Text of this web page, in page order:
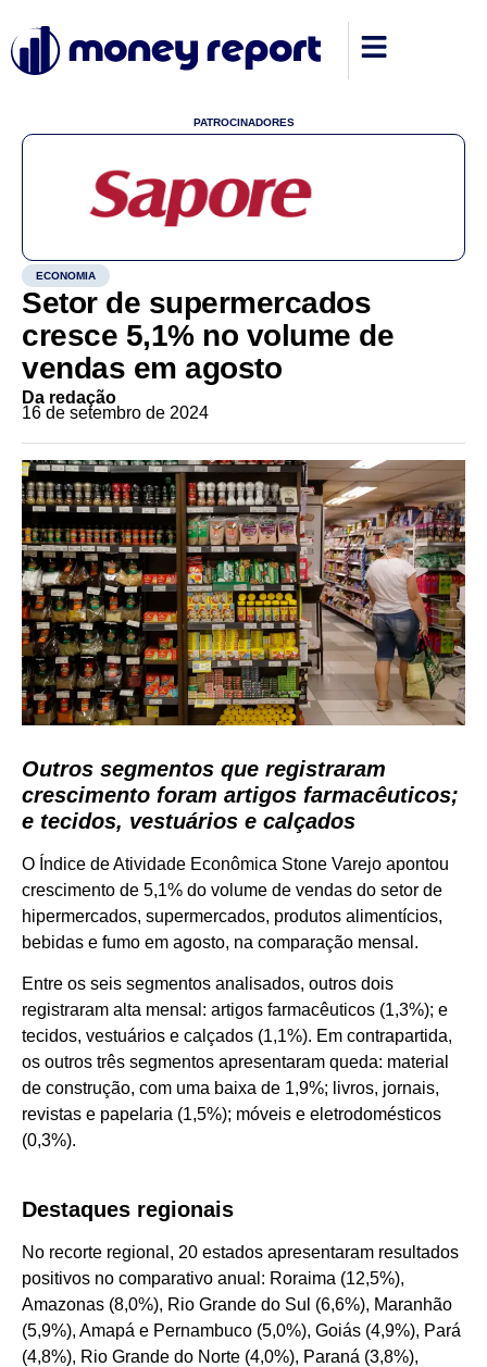
PATROCINADORES
ECONOMIA
Setor de supermercados
cresce 5,1% no volume de
vendas em agosto
Da redação
16 de setembro de 2024
Outros segmentos que registraram
crescimento foram artigos farmacêuticos;
e tecidos, vestuários e calçados
O Índice de Atividade Econômica Stone Varejo apontou
crescimento de 5,1% do volume de vendas do setor de
hipermercados, supermercados, produtos alimentícios,
bebidas e fumo em agosto, na comparação mensal.
Entre os seis segmentos analisados, outros dois
registraram alta mensal: artigos farmacêuticos (1,3%); e
tecidos, vestuários e calçados (1,1%). Em contrapartida,
os outros três segmentos apresentaram queda: material
de construção, com uma baixa de 1,9%; livros, jornais,
revistas e papelaria (1,5%); móveis e eletrodomésticos
(0,3%).
Destaques regionais
No recorte regional, 20 estados apresentaram resultados
positivos no comparativo anual: Roraima (12,5%),
Amazonas (8,0%), Rio Grande do Sul (6,6%), Maranhão
(5,9%), Amapá e Pernambuco (5,0%), Goiás (4,9%), Pará
(4,8%), Rio Grande do Norte (4,0%), Paraná (3,8%),